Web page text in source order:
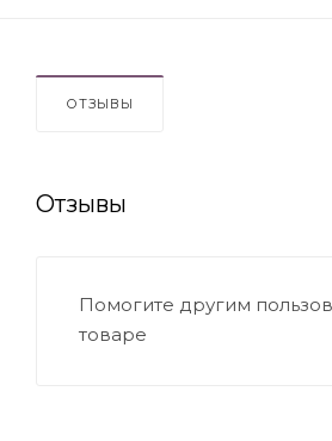
ОТЗЫВЫ
Отзывы
Помогите другим
товаре